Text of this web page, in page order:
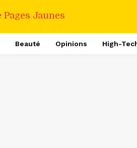
Beauté Opinions High-